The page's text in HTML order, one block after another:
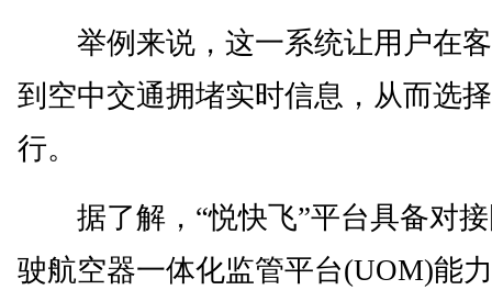
举例来说，这一系统让用户在客
到空中交通拥堵实时信息，从而选
行。
据了解，“悦快飞”平台具备对接
驶航空器一体化监管平台(UOM)能